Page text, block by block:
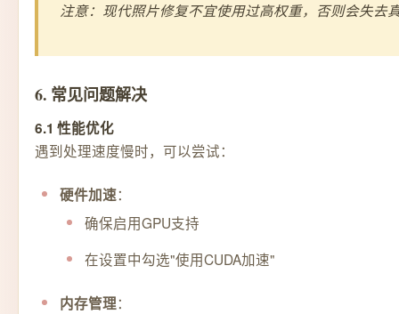
注意：现代照片修复不宜使用过高权重，否则会失去
6. 常见问题解决
6.1 性能优化
遇到处理速度慢时，可以尝试：
硬件加速：
确保启用GPU支持
在设置中勾选"使用CUDA加速"
内存管理：